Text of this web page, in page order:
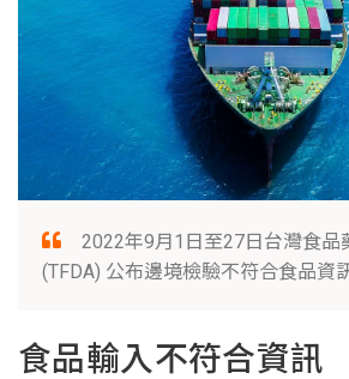
2022年9月1日至27日台灣食品
(TFDA) 公布邊境檢驗不符合食品資訊
食品輸入不符合資訊